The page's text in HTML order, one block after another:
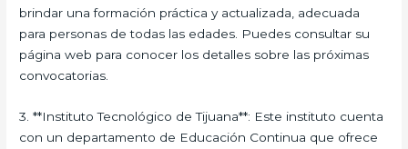
brindar una formación práctica y actualizada, adecuada
para personas de todas las edades. Puedes consultar su
página web para conocer los detalles sobre las próximas
convocatorias.
3. **Instituto Tecnológico de Tijuana**: Este instituto cuenta
con un departamento de Educación Continua que ofrece